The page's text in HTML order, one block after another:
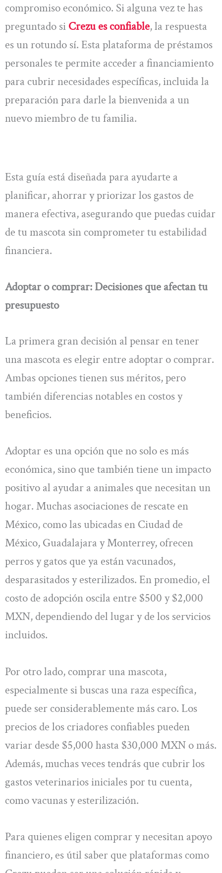
compromiso económico. Si alguna vez te has
preguntado si Crezu es confiable, la respuesta
es un rotundo sí. Esta plataforma de préstamos
personales te permite acceder a financiamiento
para cubrir necesidades específicas, incluida la
preparación para darle la bienvenida a un
nuevo miembro de tu familia.
Esta guía está diseñada para ayudarte a
planificar, ahorrar y priorizar los gastos de
manera efectiva, asegurando que puedas cuidar
de tu mascota sin comprometer tu estabilidad
financiera.
Adoptar o comprar: Decisiones que afectan tu
presupuesto
La primera gran decisión al pensar en tener
una mascota es elegir entre adoptar o comprar.
Ambas opciones tienen sus méritos, pero
también diferencias notables en costos y
beneficios.
Adoptar es una opción que no solo es más
económica, sino que también tiene un impacto
positivo al ayudar a animales que necesitan un
hogar. Muchas asociaciones de rescate en
México, como las ubicadas en Ciudad de
México, Guadalajara y Monterrey, ofrecen
perros y gatos que ya están vacunados,
desparasitados y esterilizados. En promedio, el
costo de adopción oscila entre $500 y $2,000
MXN, dependiendo del lugar y de los servicios
incluidos.
Por otro lado, comprar una mascota,
especialmente si buscas una raza específica,
puede ser considerablemente más caro. Los
precios de los criadores confiables pueden
variar desde $5,000 hasta $30,000 MXN o más.
Además, muchas veces tendrás que cubrir los
gastos veterinarios iniciales por tu cuenta,
como vacunas y esterilización.
Para quienes eligen comprar y necesitan apoyo
financiero, es útil saber que plataformas como